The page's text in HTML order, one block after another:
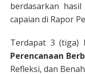
berdasarkan
capaian di Rapor
Terdapat 3 (tiga)
Perencanaan
Refleksi, dan